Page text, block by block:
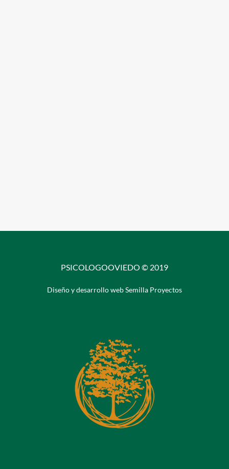
PSICOLOGOOVIEDO © 2019
Diseño y desarrollo web Semilla Proyectos